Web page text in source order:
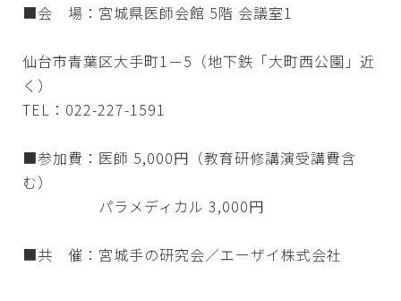
■会 場：宮城県医師会館 5階 会議室1
仙台市青葉区大手町1－5（地下鉄「大町西公園」近
く）
TEL：022-227-1591
■参加費：医師 5,000円（教育研修講演受講費含
む）
パラメディカル 3,000円
■共 催：宮城手の研究会／エーザイ株式会社